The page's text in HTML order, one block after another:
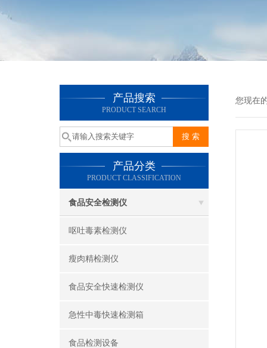
产品搜索
PRODUCT SEARCH
产品分类
PRODUCT CLASSIFICATION
食品安全检测仪
呕吐毒素检测仪
瘦肉精检测仪
食品安全快速检测仪
急性中毒快速检测箱
食品检测设备
您现在